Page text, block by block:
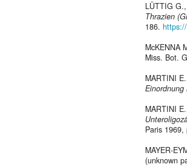
LÜTTIG
Thrazien
186.
Miss. Bot.
MARTINI
MARTINI
Paris
MAYER-
(unknown